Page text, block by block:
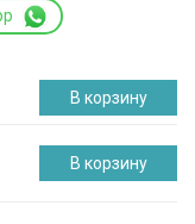
В корзину
В корзину